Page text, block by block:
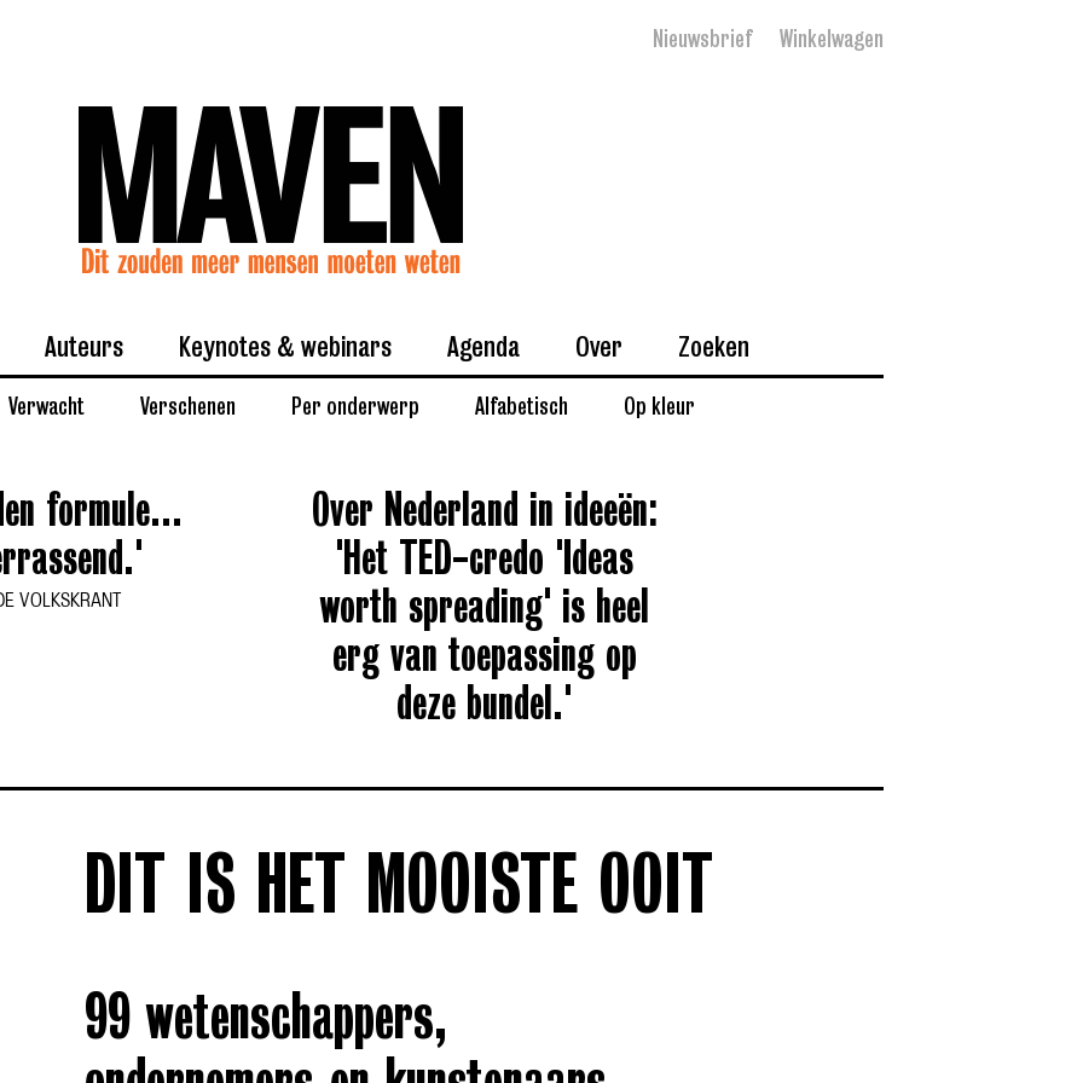
Nieuwsbrief Winkelwagen
Verwacht Verschenen Per onderwerp Alfabetisch Op kleur
Auteurs Keynotes & webinars Agenda Over Zoeken
formule...
VOLKSKRANT
Over Nederland in ideeën:
'Het TED-credo 'Ideas
worth spreading' is heel
erg van toepassing op
deze bundel.'
DIT IS HET MOOISTE OOIT
99 wetenschappers,